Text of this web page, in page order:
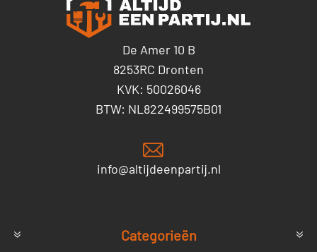
De Amer 10 B
8253RC Dronten
KVK: 50026046
BTW: NL822499575B01
info@altijdeenpartij.nl
Categorieën